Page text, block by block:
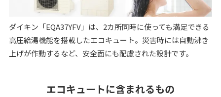
ダイキン「EQA37YFV」は、2カ所同時に使っても満足できる
高圧給湯機能を搭載したエコキュート。災害時には自動沸き
上げが作動するなど、安全面にも配慮された設計です。
エコキュートに含まれるもの